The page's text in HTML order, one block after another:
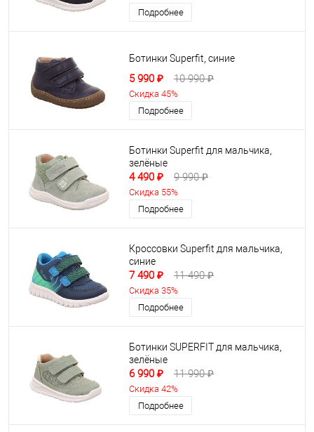
Подробнее
Ботинки Superfit, синие
5 990 ₽ 10 990 ₽
Скидка 45%
Подробнее
Ботинки Superfit для мальчика,
зелёные
4 490 ₽ 9 990 ₽
Скидка 55%
Подробнее
Кроссовки Superfit для мальчика,
синие
7 490 ₽ 11 490 ₽
Скидка 35%
Подробнее
Ботинки SUPERFIT для мальчика,
зелёные
6 990 ₽ 11 990 ₽
Скидка 42%
Подробнее